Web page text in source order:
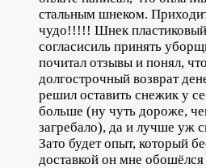
стальным шнеком.
чудо!!!!! Шнек
согласисиль принять
почитал отзывы и понял,
долгострочный возврат
решил оставить снежик у
больше (ну чуть дороже,
загребало), да и лучше уж
Зато будет опыт, который
доставкой он мне